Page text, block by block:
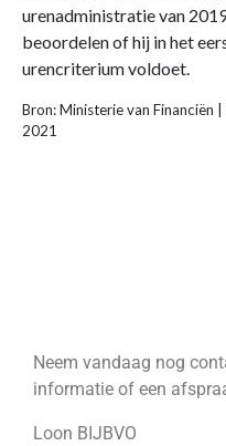
urenadministratie van
beoordelen of hij in het
urencriterium voldoet.
Bron: Ministerie van
2021
Neem vandaag nog
informatie of een
Loon BIJBVO